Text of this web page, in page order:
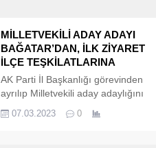
MİLLETVEKİLİ ADAY ADAYI
BAĞATAR’DAN, İLK ZİYARET
İLÇE TEŞKİLATLARINA
AK Parti İl Başkanlığı görevinden
ayrılıp Milletvekili aday adaylığını
açıklayan Muğlim Bağatar,
ziyaretlerini arttırdı. Bağatar ilk
07.03.2023 0